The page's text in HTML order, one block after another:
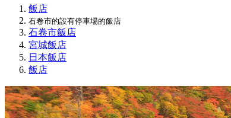
飯店
石卷市的設有停車場的飯店
石卷市飯店
宮城飯店
日本飯店
飯店